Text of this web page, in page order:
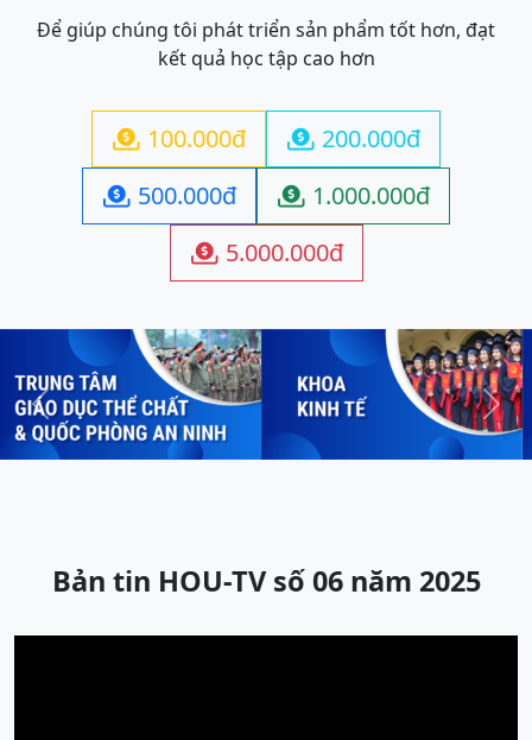
Để giúp chúng tôi phát triển sản phẩm tốt hơn, đạt
kết quả học tập cao hơn
 100.000đ  200.000đ
 500.000đ  1.000.000đ
 5.000.000đ
Previous Next
Bản tin HOU-TV số 06 năm 2025